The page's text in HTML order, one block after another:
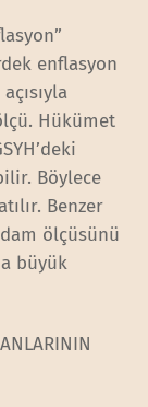
enflasyon
Hükümet
Böylece
Benzer
ölçüsünü
büyük